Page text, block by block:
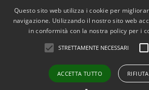
Accessibilità
Questo sito web utilizza i cookie per
navigazione. Utilizzando il nostro sito web
in conformità con la nostra policy per i
STRETTAMENTE NECESSARI
ACCETTA TUTTO